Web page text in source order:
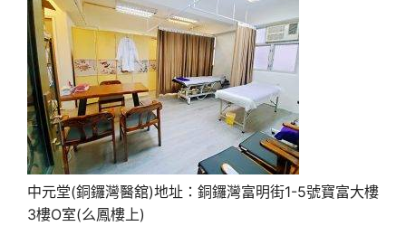
中元堂(銅鑼灣醫舘)地址：銅鑼灣富明街1-5號寶富大樓
3樓O室(么鳳樓上)